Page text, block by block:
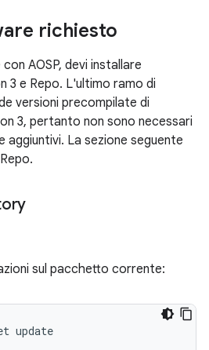
richiesto
AOSP, devi installare
3 e Repo. L'ultimo ramo di
versioni precompilate di
3, pertanto non sono necessari
aggiuntivi. La sezione seguente
sul pacchetto corrente:
update